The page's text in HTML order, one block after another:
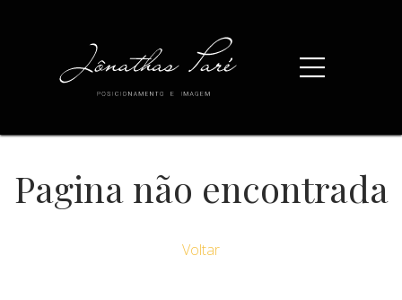
Pagina não encontrada
Voltar